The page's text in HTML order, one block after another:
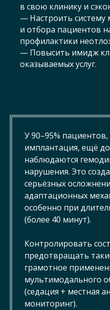
в свою клинику и
— Настроить систему
и отбора пациентов
профилактики
— Повысить имидж
оказываемых услуг.
У 90–95%
имплантация, ещё
наблюдаются
нарушения. Это
серьёзных
адаптационных
особенно при
(более 40 минут).
Контролировать
предотвращать
грамотное
мультимодального
(седация + местная
мониторинг).